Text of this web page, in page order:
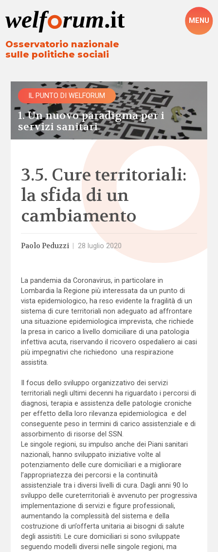
Osservatorio nazionale
sulle politiche sociali
MENU
IL PUNTO DI WELFORUM
1. Un nuovo paradigma per i
servizi sanitari
3.5. Cure territoriali:
la sfida di un
cambiamento
Paolo Peduzzi 28 luglio 2020
La pandemia da Coronavirus, in particolare in
Lombardia la Regione più interessata da un punto di
vista epidemiologico, ha reso evidente la fragilità di un
sistema di cure territoriali non adeguato ad affrontare
una situazione epidemiologica imprevista, che richiede
la presa in carico a livello domiciliare di una patologia
infettiva acuta, riservando il ricovero ospedaliero ai casi
più impegnativi che richiedono una respirazione
assistita.
Il focus dello sviluppo organizzativo dei servizi
territoriali negli ultimi decenni ha riguardato i percorsi di
diagnosi, terapia e assistenza delle patologie croniche
per effetto della loro rilevanza epidemiologica e del
conseguente peso in termini di carico assistenziale e di
assorbimento di risorse del SSN.
Le singole regioni, su impulso anche dei Piani sanitari
nazionali, hanno sviluppato iniziative volte al
potenziamento delle cure domiciliari e a migliorare
l’appropriatezza dei percorsi e la continuità
assistenziale tra i diversi livelli di cura. Dagli anni 90 lo
sviluppo delle cureterritoriali è avvenuto per progressiva
implementazione di servizi e figure professionali,
aumentando la complessità del sistema e della
costruzione di un’offerta unitaria ai bisogni di salute
degli assistiti. Le cure domiciliari si sono sviluppate
seguendo modelli diversi nelle singole regioni, ma